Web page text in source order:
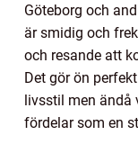
Göteborg och
är smidig och
och resande att
Det gör ön
livsstil men ändå
fördelar som en